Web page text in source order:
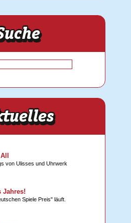
von Ulisses und Uhrwerk
Jahres!
Spiele Preis" läuft.